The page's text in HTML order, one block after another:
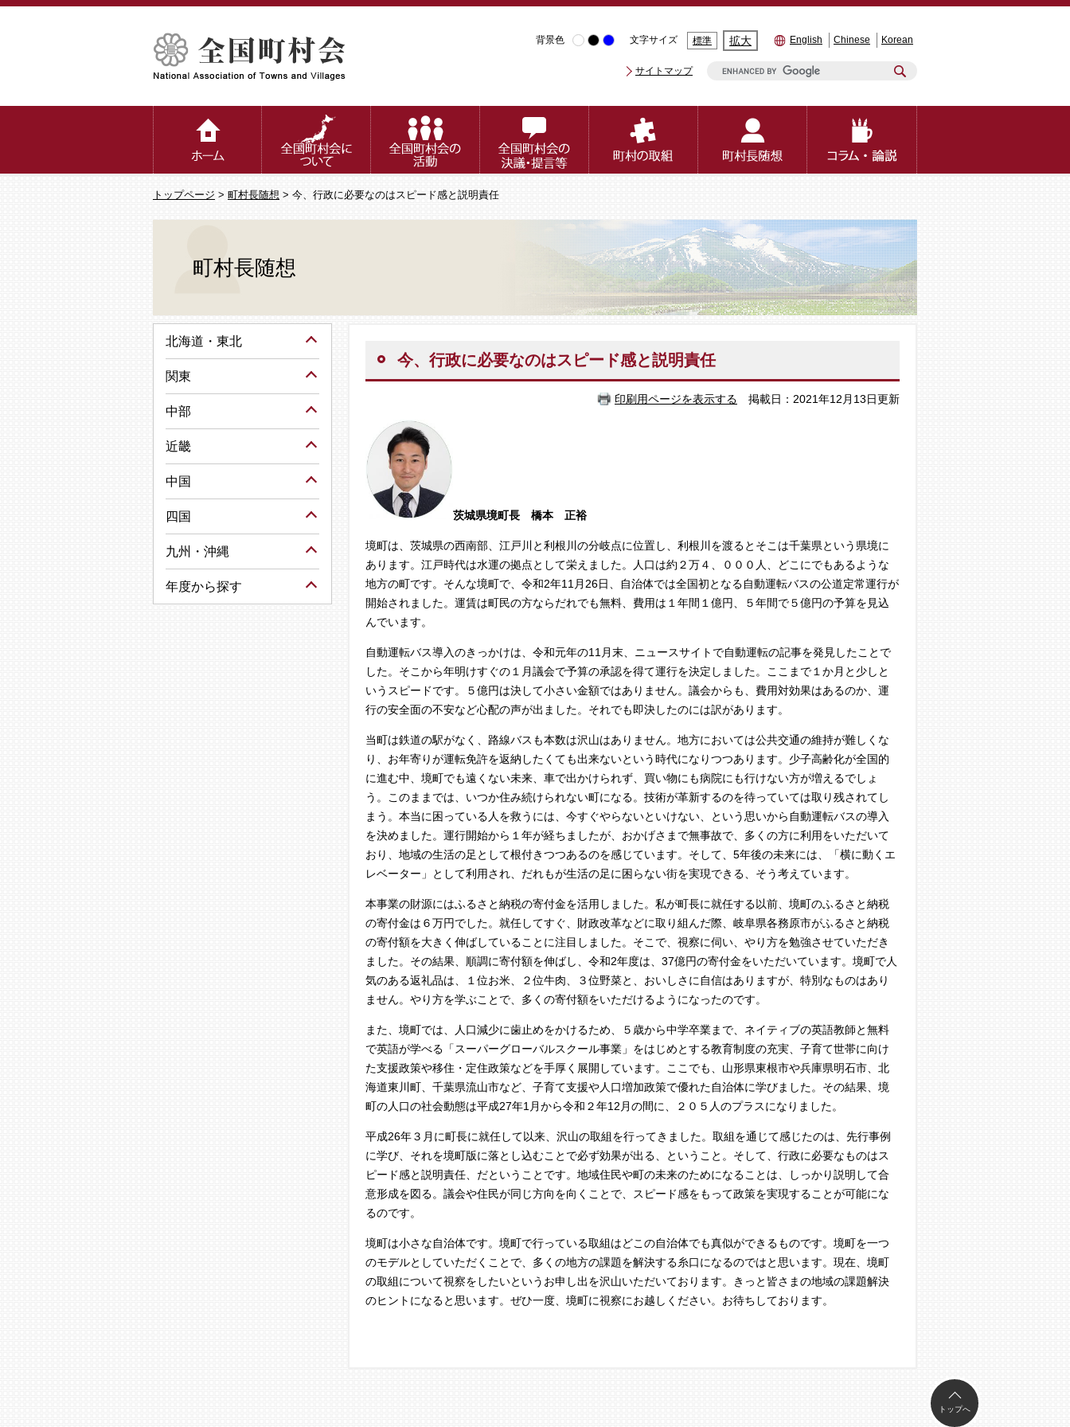
背景色 文字サイズ 標準 拡大 English Chinese Korean
サイトマップ
トップページ > 町村長随想 > 今、行政に必要なのはスピード感と説明責任
町村長随想
今、行政に必要なのはスピード感と説明責任
印刷用ページを表示する 掲載日：2021年12月13日更新
茨城県境町長 橋本 正裕
境町は、茨城県の西南部、江戸川と利根川の分岐点に位置し、利根川を渡るとそこは千葉県という県境に
あります。江戸時代は水運の拠点として栄えました。人口は約２万４、０００人、どこにでもあるような
地方の町です。そんな境町で、令和2年11月26日、自治体では全国初となる自動運転バスの公道定常運行が
開始されました。運賃は町民の方ならだれでも無料、費用は１年間１億円、５年間で５億円の予算を見込
んでいます。
自動運転バス導入のきっかけは、令和元年の11月末、ニュースサイトで自動運転の記事を発見したことで
した。そこから年明けすぐの１月議会で予算の承認を得て運行を決定しました。ここまで１か月と少しと
いうスピードです。５億円は決して小さい金額ではありません。議会からも、費用対効果はあるのか、運
行の安全面の不安など心配の声が出ました。それでも即決したのには訳があります。
当町は鉄道の駅がなく、路線バスも本数は沢山はありません。地方においては公共交通の維持が難しくな
り、お年寄りが運転免許を返納したくても出来ないという時代になりつつあります。少子高齢化が全国的
に進む中、境町でも遠くない未来、車で出かけられず、買い物にも病院にも行けない方が増えるでしょ
う。このままでは、いつか住み続けられない町になる。技術が革新するのを待っていては取り残されてし
まう。本当に困っている人を救うには、今すぐやらないといけない、という思いから自動運転バスの導入
を決めました。運行開始から１年が経ちましたが、おかげさまで無事故で、多くの方に利用をいただいて
おり、地域の生活の足として根付きつつあるのを感じています。そして、5年後の未来には、「横に動くエ
レベーター」として利用され、だれもが生活の足に困らない街を実現できる、そう考えています。
本事業の財源にはふるさと納税の寄付金を活用しました。私が町長に就任する以前、境町のふるさと納税
の寄付金は６万円でした。就任してすぐ、財政改革などに取り組んだ際、岐阜県各務原市がふるさと納税
の寄付額を大きく伸ばしていることに注目しました。そこで、視察に伺い、やり方を勉強させていただき
ました。その結果、順調に寄付額を伸ばし、令和2年度は、37億円の寄付金をいただいています。境町で人
気のある返礼品は、１位お米、２位牛肉、３位野菜と、おいしさに自信はありますが、特別なものはあり
ません。やり方を学ぶことで、多くの寄付額をいただけるようになったのです。
また、境町では、人口減少に歯止めをかけるため、５歳から中学卒業まで、ネイティブの英語教師と無料
で英語が学べる「スーパーグローバルスクール事業」をはじめとする教育制度の充実、子育て世帯に向け
た支援政策や移住・定住政策などを手厚く展開しています。ここでも、山形県東根市や兵庫県明石市、北
海道東川町、千葉県流山市など、子育て支援や人口増加政策で優れた自治体に学びました。その結果、境
町の人口の社会動態は平成27年1月から令和２年12月の間に、２０５人のプラスになりました。
平成26年３月に町長に就任して以来、沢山の取組を行ってきました。取組を通じて感じたのは、先行事例
に学び、それを境町版に落とし込むことで必ず効果が出る、ということ。そして、行政に必要なものはス
ピード感と説明責任、だということです。地域住民や町の未来のためになることは、しっかり説明して合
意形成を図る。議会や住民が同じ方向を向くことで、スピード感をもって政策を実現することが可能にな
るのです。
境町は小さな自治体です。境町で行っている取組はどこの自治体でも真似ができるものです。境町を一つ
のモデルとしていただくことで、多くの地方の課題を解決する糸口になるのではと思います。現在、境町
の取組について視察をしたいというお申し出を沢山いただいております。きっと皆さまの地域の課題解決
のヒントになると思います。ぜひ一度、境町に視察にお越しください。お待ちしております。
北海道・東北
関東
中部
近畿
中国
四国
九州・沖縄
年度から探す
トップへ